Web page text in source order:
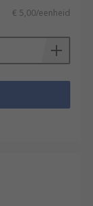
€ 5,00/eenheid